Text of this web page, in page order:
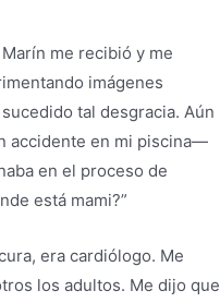
me recibió y me
imágenes
tal desgracia. Aún
accidente en mi piscina—
en el proceso de
está mami?”
era cardiólogo. Me
los adultos. Me dijo que